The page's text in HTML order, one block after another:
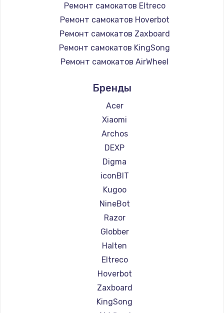
Ремонт самокатов Eltreco
Ремонт самокатов Hoverbot
Ремонт самокатов Zaxboard
Ремонт самокатов KingSong
Ремонт самокатов AirWheel
Ремонт самокатов Hunter
Ремонт самокатов Shorner
Ремонт самокатов Joyor
Ремонт самокатов Minimotors
Ремонт самокатов Bork
Ремонт самокатов Segway
Ремонт самокатов KIRIN
Бренды
Acer
Xiaomi
Archos
DEXP
Digma
iconBIT
Kugoo
NineBot
Razor
Globber
Halten
Eltreco
Hoverbot
Zaxboard
KingSong